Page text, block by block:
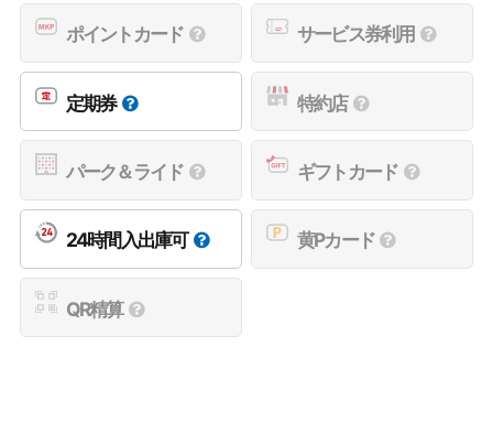
ポイントカード サービス券利用
定期券 特約店
パーク＆ライド ギフトカード
24時間入出庫可 黄Pカード
QR精算